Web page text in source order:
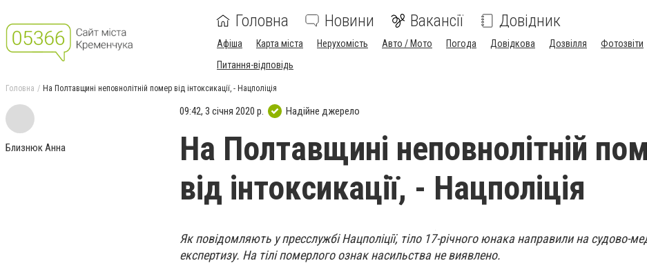
Головна Новини Вакансії Довідник
Афіша Карта міста Нерухомість Авто / Мото Погода Довідкова Дозвілля Фотозвіти
Питання-відповідь
Головна На Полтавщині неповнолітній помер від інтоксикації, - Нацполіція
Близнюк Анна
09:42, 3 січня 2020 р. Надійне джерело
На Полтавщині неповнолітній
від інтоксикації, - Нацполіція
Як повідомляють у пресслужбі Нацполіції, тіло 17-річного юнака направили на судово-
експертизу. На тілі померлого ознак насильства не виявлено.